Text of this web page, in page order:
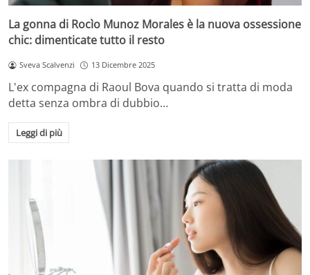
La gonna di Rocìo Munoz Morales è la nuova ossessione
chic: dimenticate tutto il resto
Sveva Scalvenzi 13 Dicembre 2025
L'ex compagna di Raoul Bova quando si tratta di moda
detta senza ombra di dubbio…
Leggi di più